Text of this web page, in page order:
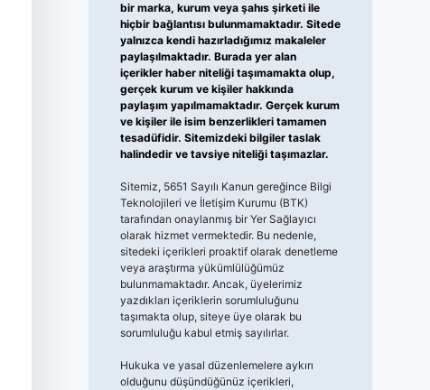
bir marka, kurum veya şahıs şirketi ile
hiçbir bağlantısı bulunmamaktadır. Sitede
yalnızca kendi hazırladığımız makaleler
paylaşılmaktadır. Burada yer alan
içerikler haber niteliği taşımamakta olup,
gerçek kurum ve kişiler hakkında
paylaşım yapılmamaktadır. Gerçek kurum
ve kişiler ile isim benzerlikleri tamamen
tesadüfidir. Sitemizdeki bilgiler taslak
halindedir ve tavsiye niteliği taşımazlar.
Sitemiz, 5651 Sayılı Kanun gereğince Bilgi
Teknolojileri ve İletişim Kurumu (BTK)
tarafından onaylanmış bir Yer Sağlayıcı
olarak hizmet vermektedir. Bu nedenle,
sitedeki içerikleri proaktif olarak denetleme
veya araştırma yükümlülüğümüz
bulunmamaktadır. Ancak, üyelerimiz
yazdıkları içeriklerin sorumluluğunu
taşımakta olup, siteye üye olarak bu
sorumluluğu kabul etmiş sayılırlar.
Hukuka ve yasal düzenlemelere aykırı
olduğunu düşündüğünüz içerikleri,